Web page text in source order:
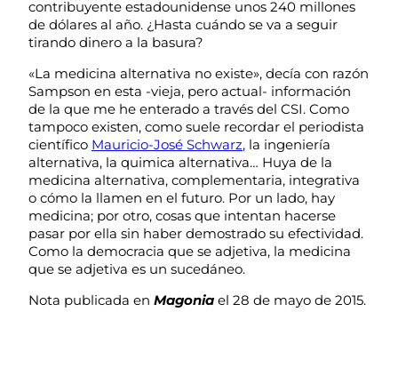
contribuyente estadounidense unos 240 millones
de dólares al año. ¿Hasta cuándo se va a seguir
tirando dinero a la basura?
«La medicina alternativa no existe», decía con razón
Sampson en esta -vieja, pero actual- información
de la que me he enterado a través del CSI. Como
tampoco existen, como suele recordar el periodista
científico Mauricio-José Schwarz, la ingeniería
alternativa, la quimica alternativa… Huya de la
medicina alternativa, complementaria, integrativa
o cómo la llamen en el futuro. Por un lado, hay
medicina; por otro, cosas que intentan hacerse
pasar por ella sin haber demostrado su efectividad.
Como la democracia que se adjetiva, la medicina
que se adjetiva es un sucedáneo.
Nota publicada en Magonia el 28 de mayo de 2015.